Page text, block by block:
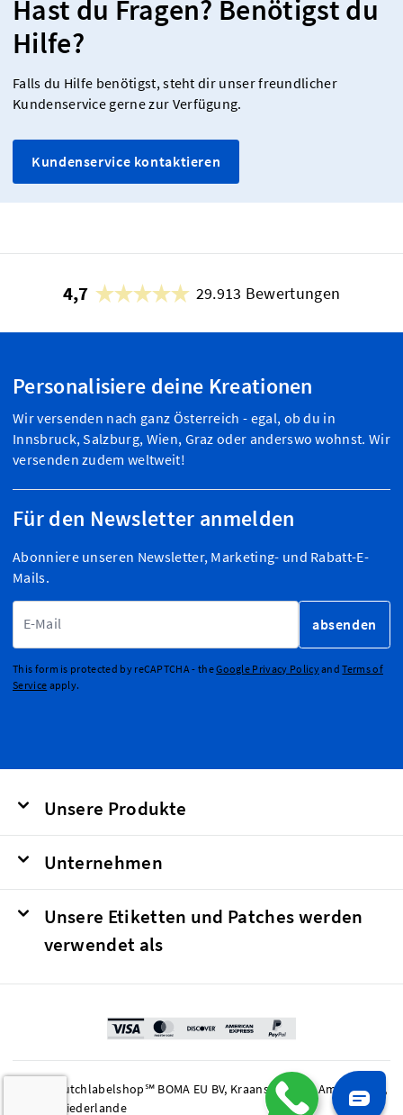
Hast du Fragen? Benötigst du
Hilfe?
Falls du Hilfe benötigst, steht dir unser freundlicher
Kundenservice gerne zur Verfügung.
Kundenservice kontaktieren
4,7 29.913 Bewertungen
Personalisiere deine Kreationen
Wir versenden nach ganz Österreich - egal, ob du in
Innsbruck, Salzburg, Wien, Graz oder anderswo wohnst. Wir
versenden zudem weltweit!
Für den Newsletter anmelden
Abonniere unseren Newsletter, Marketing- und Rabatt-E-
Mails.
absenden
This form is protected by reCAPTCHA - theGoogle Privacy PolicyandTerms of
Service apply.
Unsere Produkte
Unternehmen
Unsere Etiketten und Patches werden
verwendet als
© 2026 Dutchlabelshop℠ BOMA EU BV, Kraanspoor 50, Amsterdam,
1033 SE Niederlande